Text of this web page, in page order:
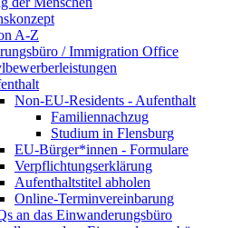
A-Z
/ Immigration Office
Non-EU-Residents - Aufenthalt
Familiennachzug
Studium in Flensburg
EU-Bürger*innen - Formulare
Verpflichtungserklärung
Aufenthaltstitel abholen
Online-Terminvereinbarung
an das Einwanderungsbüro